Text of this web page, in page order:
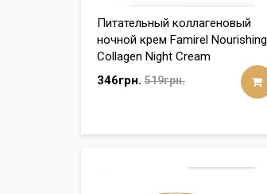
Питательный коллагеновый
ночной крем Famirel Nourishing
Collagen Night Cream
346грн. 519грн.